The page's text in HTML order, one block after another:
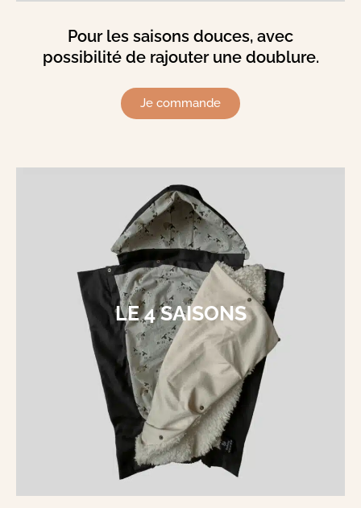
Pour les saisons douces, avec
possibilité de rajouter une doublure.
Je commande
LE 4 SAISONS